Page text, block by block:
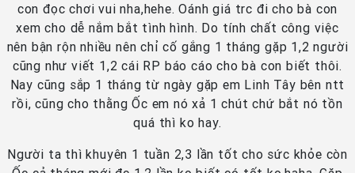
con đọc chơi vui nha,hehe. Oánh giá trc đi cho bà con
xem cho dễ nắm bắt tình hình. Do tính chất công việc
nên bận rộn nhiều nên chỉ cố gắng 1 tháng gặp 1,2 người
cũng như viết 1,2 cái RP báo cáo cho bà con biết thôi.
Nay cũng sắp 1 tháng từ ngày gặp em Linh Tây bên ntt
rồi, cũng cho thằng Ốc em nó xả 1 chút chứ bắt nó tồn
quá thì ko hay.
Người ta thì khuyên 1 tuần 2,3 lần tốt cho sức khỏe còn